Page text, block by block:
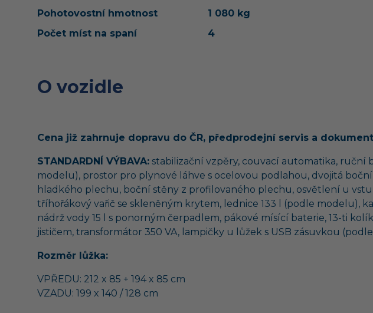
Pohotovostní hmotnost
1 080 kg
Počet míst na spaní
4
O vozidle
Cena již zahrnuje dopravu do ČR, předprodejní servis a
STANDARDNÍ VÝBAVA: stabilizační vzpěry, couvací automatika, ruční
modelu), prostor pro plynové láhve s ocelovou podlahou, dvojitá
hladkého plechu, boční stěny z profilovaného plechu, osvětlení u
tříhořákový vařič se skleněným krytem, lednice 133 l (podle modelu),
nádrž vody 15 l s ponorným čerpadlem, pákové mísící baterie, 13-ti
jističem, transformátor 350 VA, lampičky u lůžek s USB zásuvkou
Rozměr lůžka:
VPŘEDU: 212 x 85 + 194 x 85 cm
VZADU: 199 x 140 / 128 cm